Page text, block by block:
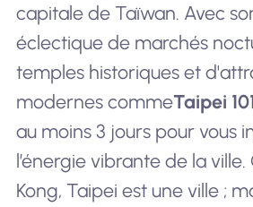
capitale de Taïwan. Avec
éclectique de marchés
temples historiques et
modernes commeTaipei
au moins 3 jours pour vous
l’énergie vibrante de la
Kong, Taipei est une ville ;